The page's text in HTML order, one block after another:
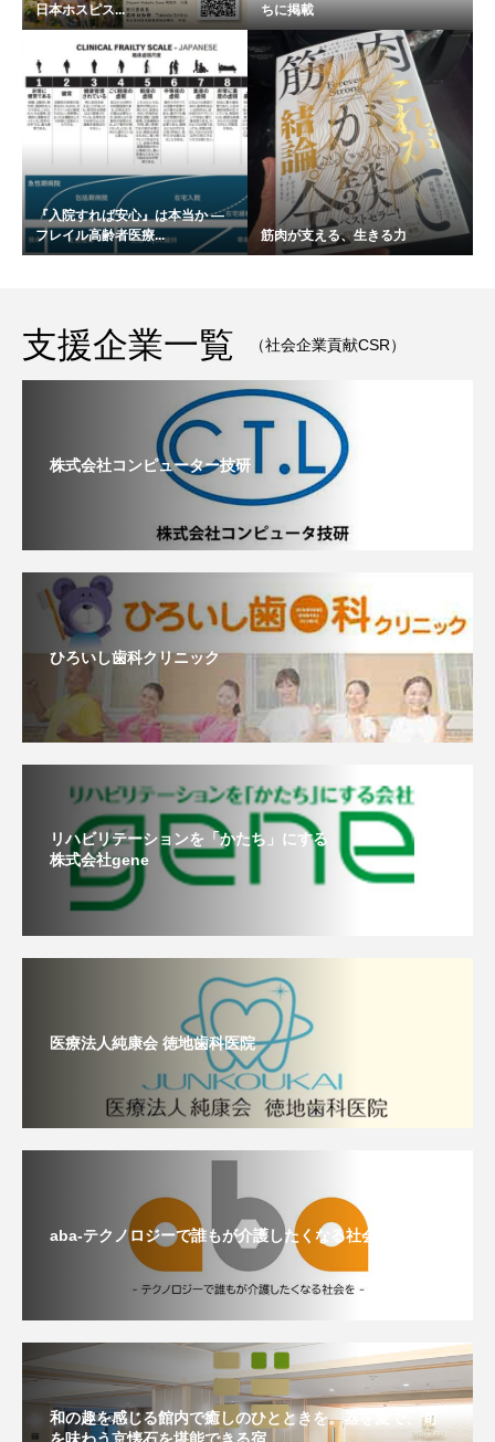
日本ホスピス...
ちに掲載
『入院すれば安心』は本当か ―
フレイル高齢者医療...
筋肉が支える、生きる力
支援企業一覧 （社会企業貢献CSR）
株式会社コンピューター技研
ひろいし歯科クリニック
リハビリテーションを「かたち」にする
株式会社gene
医療法人純康会 徳地歯科医院
aba-テクノロジーで誰もが介護したくなる社会をつくる-
和の趣を感じる館内で癒しのひとときを。器を愛で、旬
を味わう京懐石を堪能できる宿。